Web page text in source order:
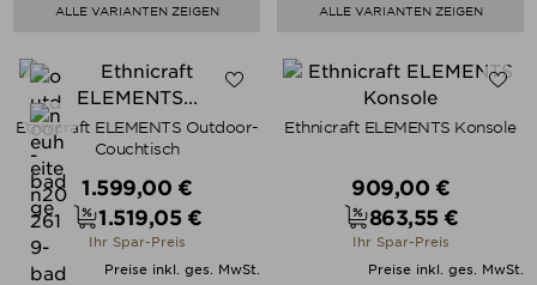
ALLE VARIANTEN ZEIGEN ALLE VARIANTEN ZEIGEN
Ethnicraft ELEMENTS Outdoor-
Couchtisch
Verkaufspreis
1.599,00 €
Preis
1.519,05 €
Ihr Spar-Preis
Preise inkl. ges. MwSt.
Ethnicraft ELEMENTS Konsole
Verkaufspreis
909,00 €
Preis
863,55 €
Ihr Spar-Preis
Preise inkl. ges. MwSt.